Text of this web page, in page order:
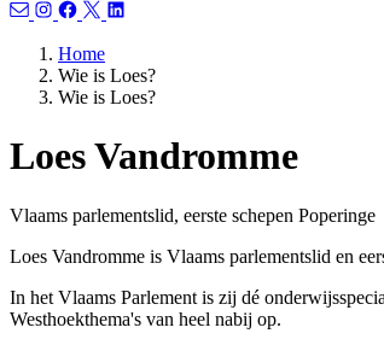
Home
Wie is Loes?
Wie is Loes?
Loes Vandromme
Vlaams parlementslid, eerste schepen Poperinge
Loes Vandromme is Vlaams parlementslid en
In het Vlaams Parlement is zij dé
Westhoekthema's van heel nabij op.